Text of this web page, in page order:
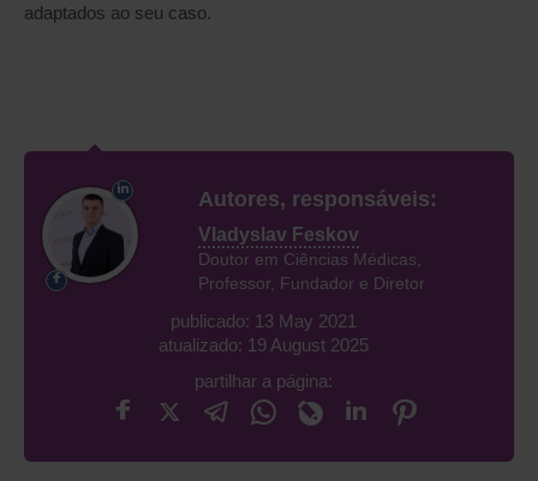
adaptados ao seu caso.
Autores, responsáveis:
Vladyslav Feskov
Doutor em Ciências Médicas,
Professor, Fundador e Diretor
publicado: 13 May 2021
atualizado: 19 August 2025
partilhar a página: